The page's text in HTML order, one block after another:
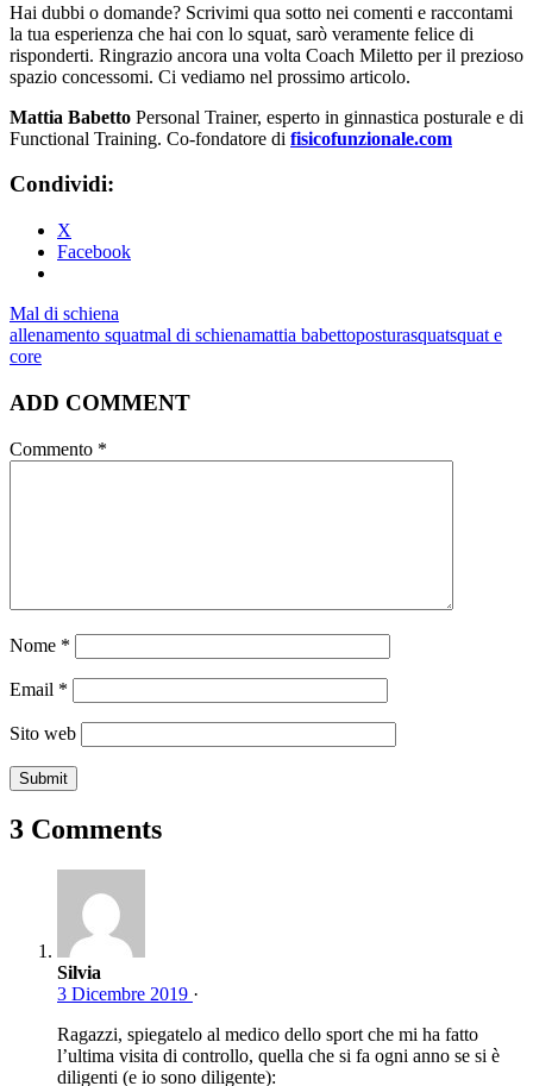
Hai dubbi o domande? Scrivimi qua sotto nei comenti e raccontami
la tua esperienza che hai con lo squat, sarò veramente felice di
risponderti. Ringrazio ancora una volta Coach Miletto per il prezioso
spazio concessomi. Ci vediamo nel prossimo articolo.
Mattia Babetto Personal Trainer, esperto in ginnastica posturale e di
Functional Training. Co-fondatore di fisicofunzionale.com
Condividi:
X
Facebook
Mal di schiena
allenamento squatmal di schienamattia babettoposturasquatsquat e
core
ADD COMMENT
Commento *
Nome *
Email *
Sito web
3 Comments
Silvia
3 Dicembre 2019 ·
Ragazzi, spiegatelo al medico dello sport che mi ha fatto
l’ultima visita di controllo, quella che si fa ogni anno se si è
diligenti (e io sono diligente):